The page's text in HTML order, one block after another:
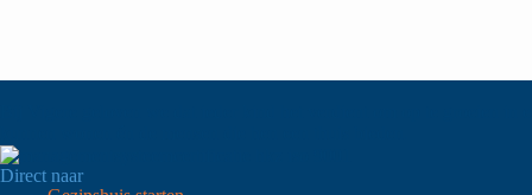
Direct naar